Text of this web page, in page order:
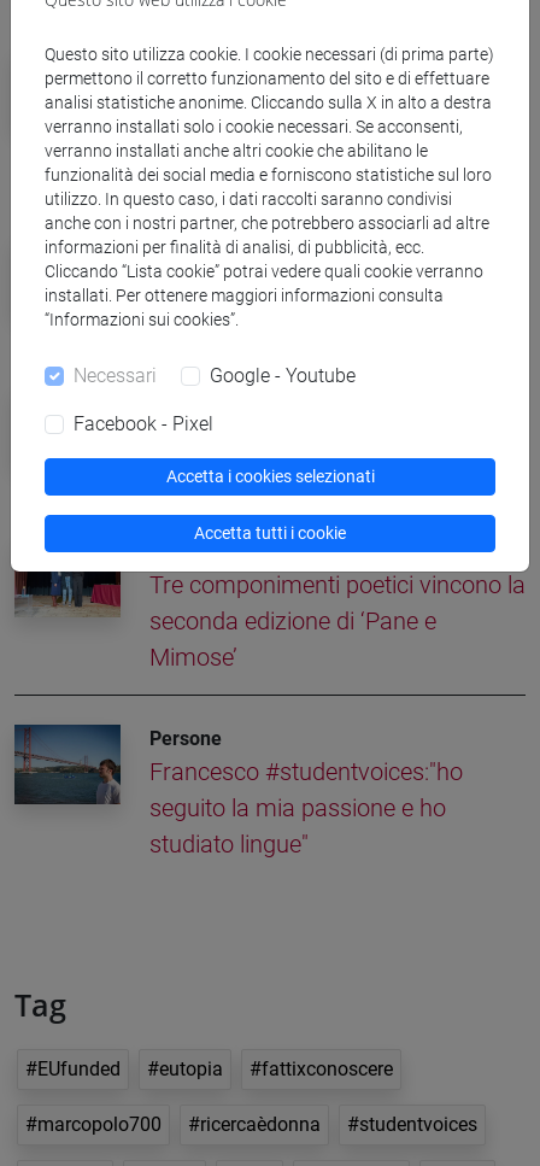
Campus
Giovedì 20 marzo lezioni aperte per
la Giornata Nazionale delle
Università
Eventi e cultura
Libri senza confini: dal 2 al 5 aprile
torna Incroci di civiltà
Ca' Foscari e Coldiretti Veneto,
premi di tesi sulla violenza di genere
Eventi e cultura
Tre componimenti poetici vincono la
seconda edizione di ‘Pane e
Mimose’
Persone
Francesco #studentvoices:"ho
seguito la mia passione e ho
studiato lingue"
Tag
#EUfunded #eutopia #fattixconoscere
#marcopolo700 #ricercaèdonna #studentvoices
Questo sito utilizza cookie. I cookie necessari (di prima parte)
permettono il corretto funzionamento del sito e di effettuare
analisi statistiche anonime. Cliccando sulla X in alto a destra
verranno installati solo i cookie necessari. Se acconsenti,
verranno installati anche altri cookie che abilitano le
funzionalità dei social media e forniscono statistiche sul loro
utilizzo. In questo caso, i dati raccolti saranno condivisi
anche con i nostri partner, che potrebbero associarli ad altre
informazioni per finalità di analisi, di pubblicità, ecc.
Cliccando “Lista cookie” potrai vedere quali cookie verranno
installati. Per ottenere maggiori informazioni consulta
“Informazioni sui cookies”.
Necessari Google - Youtube
Facebook - Pixel
Accetta i cookies selezionati
Accetta tutti i cookie